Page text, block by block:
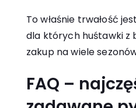
To właśnie trwałość
dla których huśtawki z
zakup na wiele
FAQ –